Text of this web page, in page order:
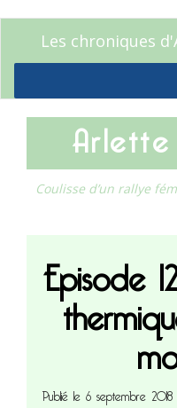
Les chroniques
Coulisse d’un rallye
Episode
Publié le 6 septembre